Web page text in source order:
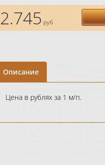
2.745 руб
Описание
Цена в рублях за 1 м/п.